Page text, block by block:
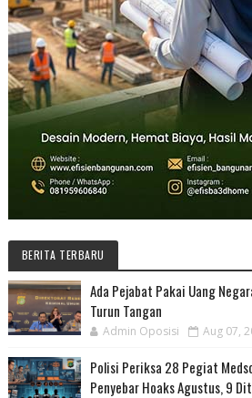
BERITA TERBARU
Ada Pejabat Pakai Uang
Turun Tangan
Admin Oposisi Aug 07,
Polisi Periksa 28 Pegiat
Penyebar Hoaks Agustus, 9